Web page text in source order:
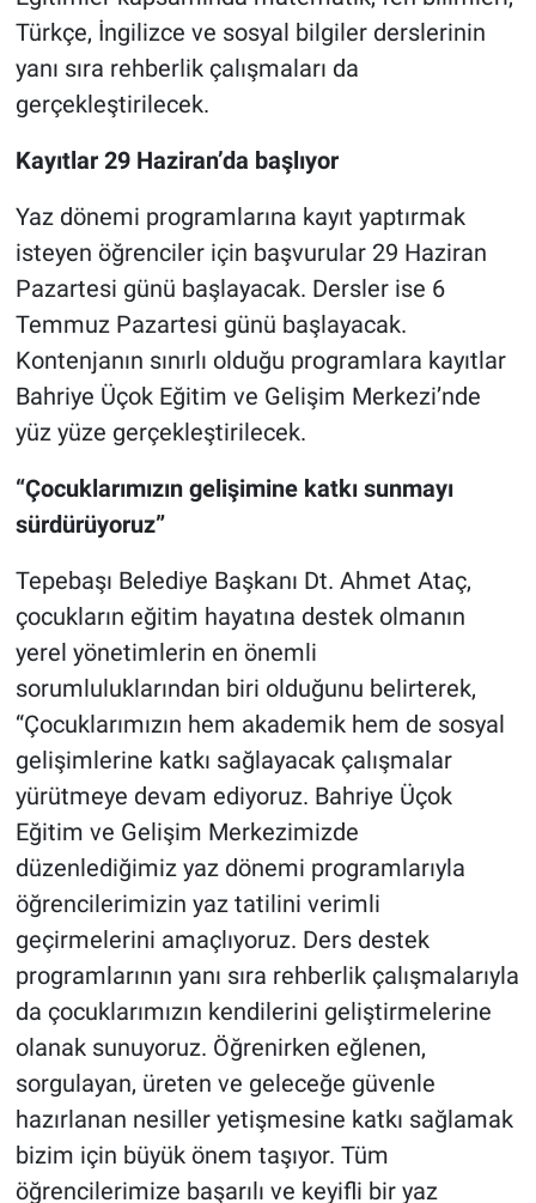
Türkçe, İngilizce ve sosyal bilgiler derslerinin
yanı sıra rehberlik çalışmaları da
gerçekleştirilecek.
Kayıtlar 29 Haziran’da başlıyor
Yaz dönemi programlarına kayıt yaptırmak
isteyen öğrenciler için başvurular 29 Haziran
Pazartesi günü başlayacak. Dersler ise 6
Temmuz Pazartesi günü başlayacak.
Kontenjanın sınırlı olduğu programlara kayıtlar
Bahriye Üçok Eğitim ve Gelişim Merkezi’nde
yüz yüze gerçekleştirilecek.
“Çocuklarımızın gelişimine katkı sunmayı
sürdürüyoruz”
Tepebaşı Belediye Başkanı Dt. Ahmet Ataç,
çocukların eğitim hayatına destek olmanın
yerel yönetimlerin en önemli
sorumluluklarından biri olduğunu belirterek,
“Çocuklarımızın hem akademik hem de sosyal
gelişimlerine katkı sağlayacak çalışmalar
yürütmeye devam ediyoruz. Bahriye Üçok
Eğitim ve Gelişim Merkezimizde
düzenlediğimiz yaz dönemi programlarıyla
öğrencilerimizin yaz tatilini verimli
geçirmelerini amaçlıyoruz. Ders destek
programlarının yanı sıra rehberlik çalışmalarıyla
da çocuklarımızın kendilerini geliştirmelerine
olanak sunuyoruz. Öğrenirken eğlenen,
sorgulayan, üreten ve geleceğe güvenle
hazırlanan nesiller yetişmesine katkı sağlamak
bizim için büyük önem taşıyor. Tüm
öğrencilerimize başarılı ve keyifli bir yaz